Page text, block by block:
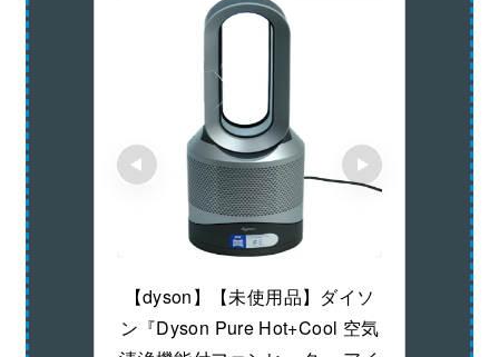
【dyson】【未使用品】ダイソ
ン『Dyson Pure Hot+Cool 空気